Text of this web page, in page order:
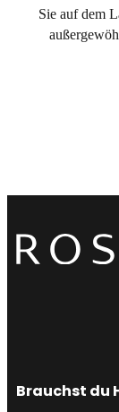
Sie auf dem
Brauchst du